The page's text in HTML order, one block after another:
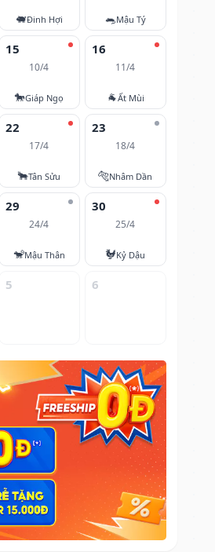
🐖Đinh Hợi 🐀Mậu Tý
15
10/4
🐎Giáp Ngọ
16
11/4
🐐Ất Mùi
22
17/4
🐂Tân Sửu
23
18/4
🐅Nhâm Dần
29
24/4
🐒Mậu Thân
30
25/4
🐓Kỷ Dậu
5 6